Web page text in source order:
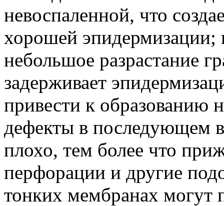
невоспаленной, что
хорошей эпидермизации;
небольшое разрастание
задерживает
привести к образованию
дефекты в последующем
плохо, тем более что
перфорации и другие
тонких мембранах могут